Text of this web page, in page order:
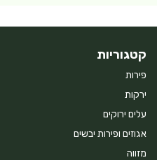
קטגוריות
פירות
ירקות
עלים ירוקים
אגוזים ופירות יבשים
מזווה